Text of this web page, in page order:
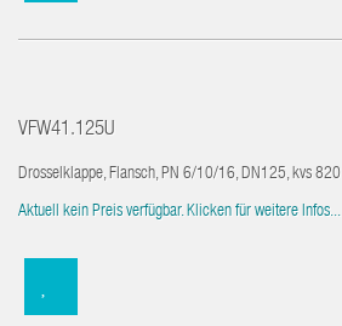
VFW41.125U
Drosselklappe, Flansch, PN 6/10/16, DN125, kvs 820
Aktuell kein Preis verfügbar. Klicken für weitere Infos...